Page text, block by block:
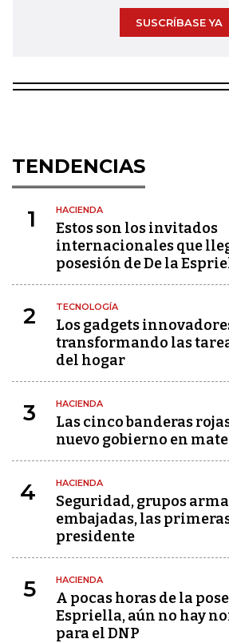
SUSCRÍBASE YA
TENDENCIAS
1 HACIENDA
Estos son los invitados
internacionales que
posesión de De la
2 TECNOLOGÍA
Los gadgets
transformando las
del hogar
3 HACIENDA
Las cinco banderas
nuevo gobierno en
4 HACIENDA
Seguridad, grupos
embajadas, las
presidente
5 HACIENDA
A pocas horas de la
Espriella, aún no hay
para el DNP